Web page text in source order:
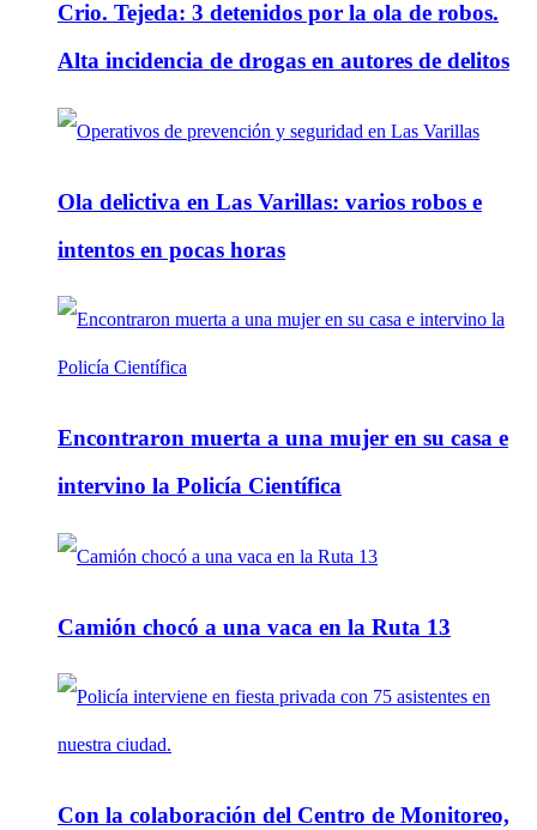
Crio. Tejeda: 3 detenidos por la ola de robos.
Alta incidencia de drogas en autores de delitos
Ola delictiva en Las Varillas: varios robos e
intentos en pocas horas
Encontraron muerta a una mujer en su casa e
intervino la Policía Científica
Camión chocó a una vaca en la Ruta 13
Con la colaboración del Centro de Monitoreo,